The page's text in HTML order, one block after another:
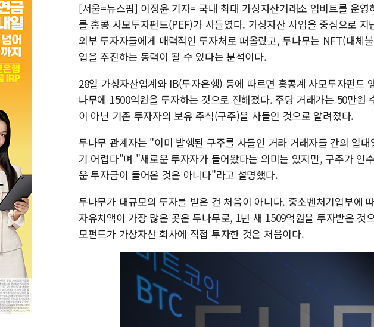
[서울=뉴스핌] 이정윤 기자= 국내 최대 가상자산거래소 업비트를 운영
를 홍콩 사모투자펀드(PEF)가 사들였다. 가상자산 사업을 중심으로
외부 투자자들에게 매력적인 투자처로 떠올랐고, 두나무는 NFT(대체
업을 추진하는 동력이 될 수 있다는 분석이다.
28일 가상자산업계와 IB(투자은행) 등에 따르면 홍콩계 사모투자펀드
나무에 1500억원을 투자하는 것으로 전해졌다. 주당 거래가는 50만원
이 아닌 기존 투자자의 보유 주식(구주)을 사들인 것으로 알려졌다.
두나무 관계자는 "이미 발행된 구주를 사들인 거라 거래자들 간의 일
기 어렵다"며 "새로운 투자자가 들어왔다는 의미는 있지만, 구주가 인
운 투자금이 들어온 것은 아니다"라고 설명했다.
두나무가 대규모의 투자를 받은 건 처음이 아니다. 중소벤처기업부에
자유치액이 가장 많은 곳은 두나무로, 1년 새 1509억원을 투자받은 것
모펀드가 가상자산 회사에 직접 투자한 것은 처음이다.